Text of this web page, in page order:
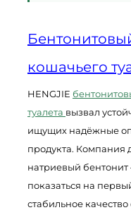
кошачьего
HENGJIE
туалета вызвал
ищущих надёжные
продукта. Компания
натриевый
показаться на
стабильное